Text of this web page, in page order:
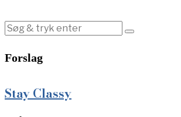
Forslag
Stay Classy